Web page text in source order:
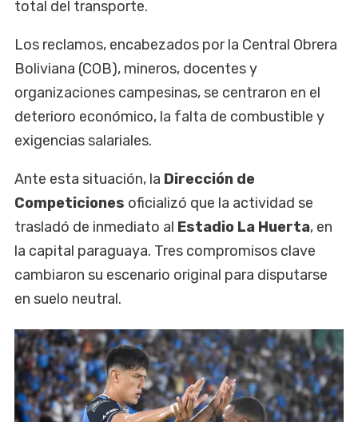
total del transporte.
Los reclamos, encabezados por la Central Obrera
Boliviana (COB), mineros, docentes y
organizaciones campesinas, se centraron en el
deterioro económico, la falta de combustible y
exigencias salariales.
Ante esta situación, la Dirección de
Competiciones oficializó que la actividad se
trasladó de inmediato al Estadio La Huerta, en
la capital paraguaya. Tres compromisos clave
cambiaron su escenario original para disputarse
en suelo neutral.